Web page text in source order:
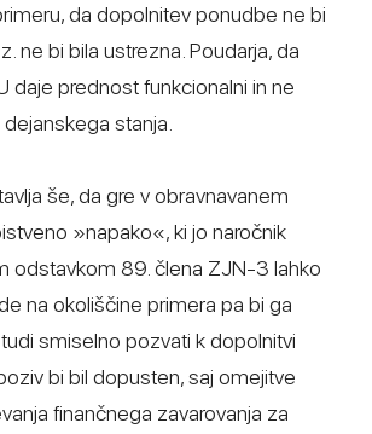
da dopolnitev ponudbe ne bi
ne bi bila ustrezna. Poudarja, da
daje prednost funkcionalni in ne
stanja.
še, da gre v obravnavanem
»napako«, ki jo naročnik
odstavkom 89. člena ZJN-3 lahko
na okoliščine primera pa bi ga
smiselno pozvati k dopolnitvi
bi bil dopusten, saj omejitve
finančnega zavarovanja za